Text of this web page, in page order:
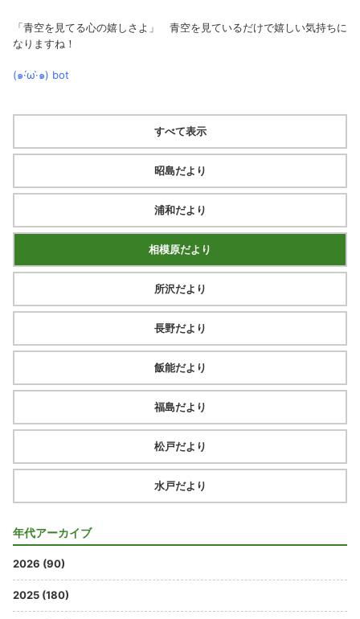
「青空を見てる心の嬉しさよ」 青空を見ているだけで嬉しい気持ちに
なりますね！
(๑·́ω·̀๑) bot
すべて表示
昭島だより
浦和だより
相模原だより
所沢だより
長野だより
飯能だより
福島だより
松戸だより
水戸だより
年代アーカイブ
2026 (90)
2025 (180)